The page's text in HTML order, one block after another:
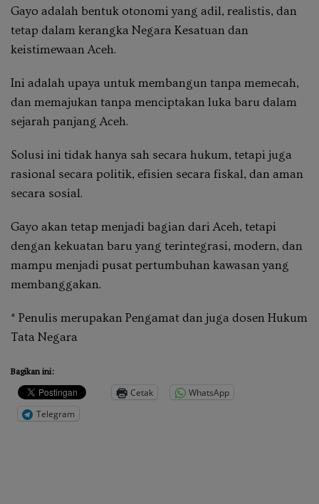
Gayo adalah bentuk otonomi yang adil, realistis, dan
tetap dalam kerangka Negara Kesatuan dan
keistimewaan Aceh.
Ini adalah upaya untuk membangun tanpa memecah,
dan memajukan tanpa menciptakan luka baru dalam
sejarah panjang Aceh.
Solusi ini tidak hanya sah secara hukum, tetapi juga
rasional secara politik, efisien secara fiskal, dan aman
secara sosial.
Gayo akan tetap menjadi bagian dari Aceh, tetapi
dengan kekuatan baru yang terintegrasi, modern, dan
mampu menjadi pusat pertumbuhan kawasan yang
membanggakan.
* Penulis merupakan Pengamat dan juga dosen Hukum
Tata Negara
Bagikan ini:
Cetak
WhatsApp
Telegram